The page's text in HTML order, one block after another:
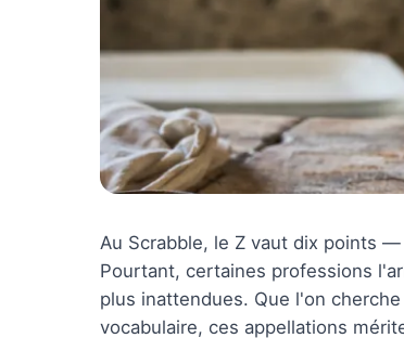
Au Scrabble, le Z vaut dix points
Pourtant, certaines professions
plus inattendues. Que l'on
vocabulaire, ces appellations